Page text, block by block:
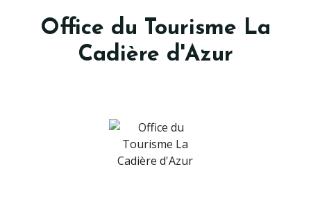
Office du Tourisme La
Cadière d'Azur